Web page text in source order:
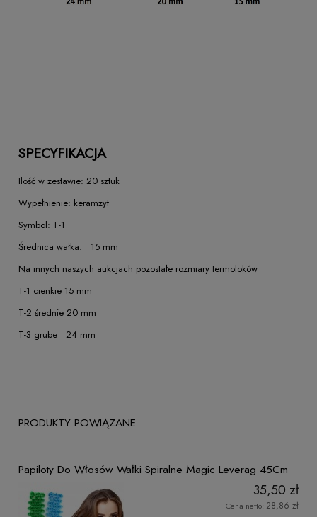
SPECYFIKACJA
Ilość w zestawie: 20 sztuk
Wypełnienie: keramzyt
Symbol: T-1
Średnica wałka: 15 mm
Na innych naszych aukcjach pozostałe rozmiary termoloków
T-1 cienkie 15 mm
T-2 średnie 20 mm
T-3 grube 24 mm
PRODUKTY POWIĄZANE
Papiloty Do Włosów Wałki Spiralne Magic Leverag 45Cm
35,50 zł
Cena netto: 28,86 zł